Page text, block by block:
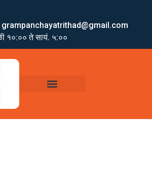
grampanchayatrithad@gmail.com
१०:०० ते सायं. ५:००